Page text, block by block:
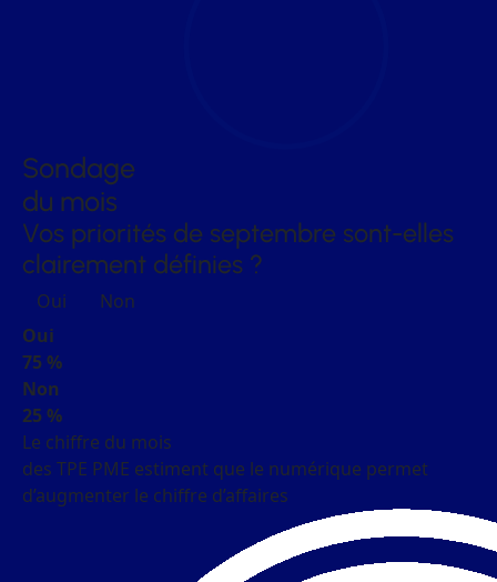
Sondage
du mois
Vos priorités de septembre sont-elles
clairement définies ?
Oui
Non
Oui
75 %
Non
25 %
Le chiffre du mois
des TPE PME estiment que le numérique permet
d’augmenter le chiffre d’affaires